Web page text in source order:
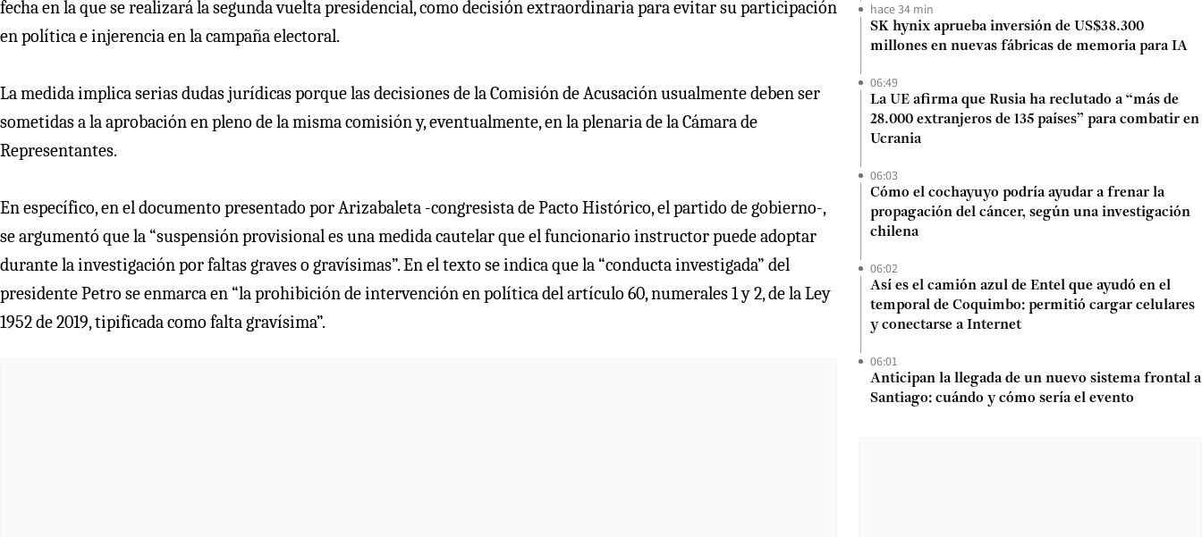
fecha en la que se realizará la segunda vuelta presidencial, como decisión extraordinaria para evitar su participación
en política e injerencia en la campaña electoral.
La medida implica serias dudas jurídicas porque las decisiones de la Comisión de Acusación usualmente deben ser
sometidas a la aprobación en pleno de la misma comisión y, eventualmente, en la plenaria de la Cámara de
Representantes.
En específico, en el documento presentado por Arizabaleta -congresista de Pacto Histórico, el partido de gobierno-,
se argumentó que la “suspensión provisional es una medida cautelar que el funcionario instructor puede adoptar
durante la investigación por faltas graves o gravísimas”. En el texto se indica que la “conducta investigada” del
presidente Petro se enmarca en “la prohibición de intervención en política del artículo 60, numerales 1 y 2, de la Ley
1952 de 2019, tipificada como falta gravísima”.
hace 34 min
SK hynix aprueba inversión de US$38.300
millones en nuevas fábricas de memoria para IA
06:49
La UE afirma que Rusia ha reclutado a “más de
28.000 extranjeros de 135 países” para combatir en
Ucrania
06:03
Cómo el cochayuyo podría ayudar a frenar la
propagación del cáncer, según una investigación
chilena
06:02
Así es el camión azul de Entel que ayudó en el
temporal de Coquimbo: permitió cargar celulares
y conectarse a Internet
06:01
Anticipan la llegada de un nuevo sistema frontal a
Santiago: cuándo y cómo sería el evento